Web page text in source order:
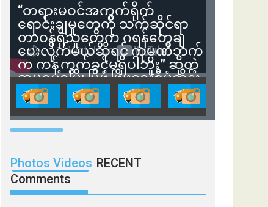
“တရားမဝင်အကွက်ရိုက်
ရောင်းချမှုတွေကို သက်ဆိုင်ရာ
တာဝန်ရှိသူတွေက ဂရန်တွေချ
ပေးလိုက်မယ်ဆိုရင် ကုမ္ပဏီဘက်
က ကန့်ကွက်ခွင့်မရှိပါဘူး” ဆိုတဲ့
အမရပူရမြို့ပြဖွံ့ဖြိုးရေးစီမံကိန်း
ဒါရိုက်တာ ဦးဇော်ရဲဝင်းနဲ့ တွေ့ဆုံ
ခြင်း
Photos Videos RECENT
Comments